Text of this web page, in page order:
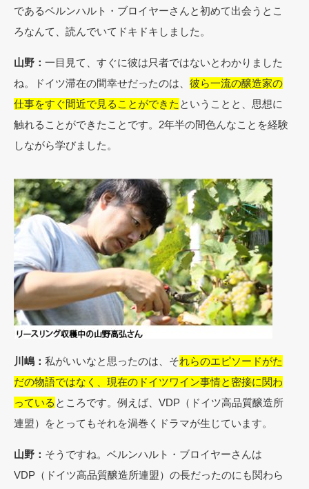
であるベルンハルト・ブロイヤーさんと初めて出会うとこ
ろなんて、読んでいてドキドキしました。
山野： 一目見て、すぐに彼は只者ではないとわかりました
ね。ドイツ滞在の間幸せだったのは、 彼ら一流の醸造家の
仕事をすぐ間近で見ることができた ということと、思想に
触れることができたことです。2年半の間色んなことを経験
しながら学びました。
川嶋： 私がいいなと思ったのは、それらのエピソードがた
だの物語ではなく、現在のドイツワイン事情と密接に関わ
っている ところです。例えば、VDP（ドイツ高品質醸造所
連盟）をとってもそれを渦巻くドラマが生じています。
山野： そうですね。ベルンハルト・ブロイヤーさんは
VDP（ドイツ高品質醸造所連盟）の長だったのにも関わら